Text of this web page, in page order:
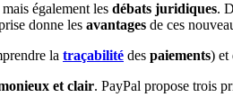
également les débats juridiques.
donne les avantages de ces
la traçabilité des paiements) et
et clair. PayPal propose trois